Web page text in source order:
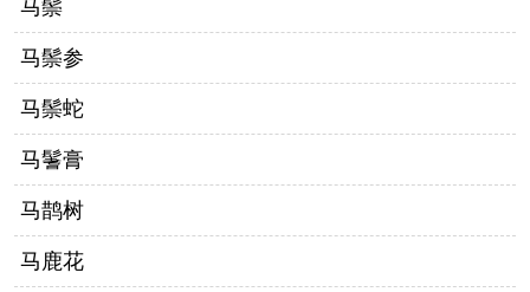
马鬃
马鬃参
马鬃蛇
马鬐膏
马鹊树
马鹿花